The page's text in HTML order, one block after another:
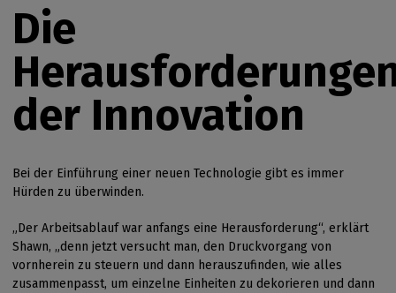
Die
der Innovation
Bei der Einführung einer neuen Technologie gibt es immer
Hürden zu überwinden.
„Der Arbeitsablauf war anfangs eine Herausforderung“, erklärt
Shawn, „denn jetzt versucht man, den Druckvorgang von
vornherein zu steuern und dann herauszufinden, wie alles
zusammenpasst, um einzelne Einheiten zu dekorieren und dann